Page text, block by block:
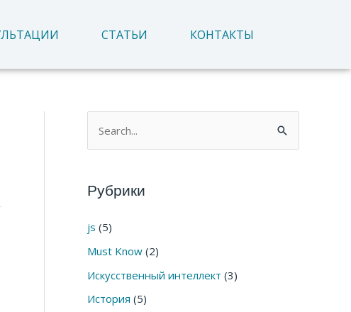
СТАТЬИ КОНТАКТЫ
сРубрики
js (5)
Must Know (2)
Искусственный интеллект (3)
История (5)